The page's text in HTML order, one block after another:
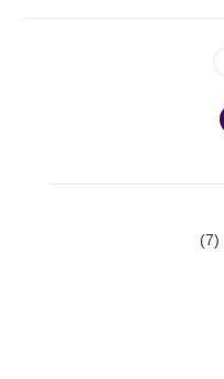
(7)